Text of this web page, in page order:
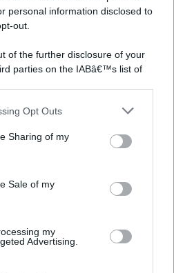
personal information disclosed to
out.
of the further disclosure of your
parties on the IABâ€™s list of
disclosed by us to third parties
third parties.
app uses one or more Google
store information including but
behaviour. You may click to
and its third-party tags to
Opt Outs
Sharing of my
Sale of my
my
Advertising.